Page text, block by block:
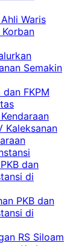
Waris
Semakin
FKPM
Kaleksanan
dan
di
PKB dan
di
RS Siloam